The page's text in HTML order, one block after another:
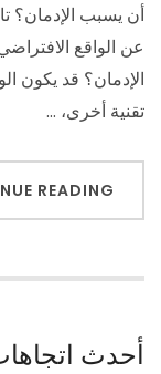
أن يسبب الإدمان؟
عن الواقع
الإدمان؟ قد يكون
تقنية أخرى، …
READING
أحدث